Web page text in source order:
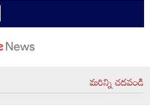
మరిన్ని చదవండి